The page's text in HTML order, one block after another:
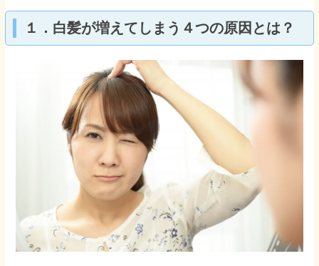
１．白髪が増えてしまう４つの原因とは？